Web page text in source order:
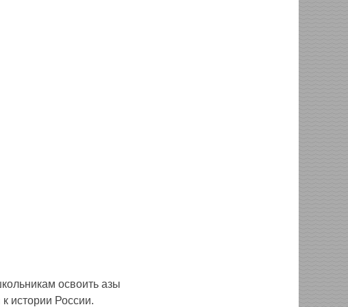
освоить азы
истории России.